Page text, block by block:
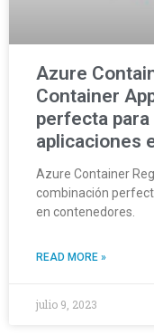
Azure
Container
perfecta
aplicaciones
Azure Container
combinación
en contenedores.
READ MORE »
julio 9, 2023